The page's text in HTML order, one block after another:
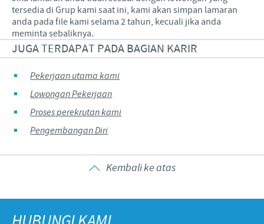
tersedia di Grup kami saat ini, kami akan simpan lamaran
anda pada file kami selama 2 tahun, kecuali jika anda
meminta sebaliknya.
JUGA TERDAPAT PADA BAGIAN KARIR
Pekerjaan utama kami
Lowongan Pekerjaan
Proses perekrutan kami
Pengembangan Diri
Kembali ke atas